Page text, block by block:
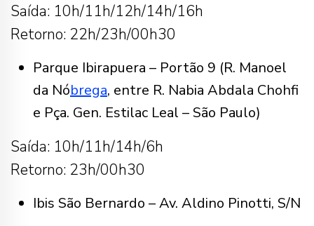
Saída: 10h/11h/12h/14h/16h
Retorno: 22h/23h/00h30
Parque Ibirapuera – Portão 9 (R. Manoel
da Nóbrega, entre R. Nabia Abdala Chohfi
e Pça. Gen. Estilac Leal – São Paulo)
Saída: 10h/11h/14h/6h
Retorno: 23h/00h30
Ibis São Bernardo – Av. Aldino Pinotti, S/N